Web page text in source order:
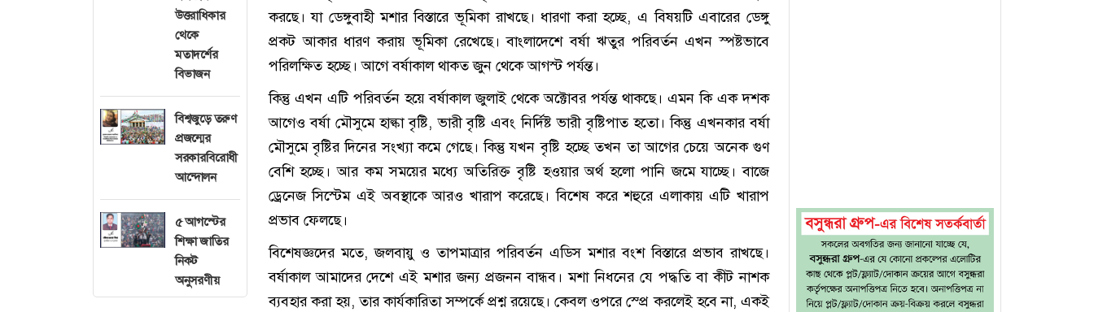
উত্তরাধিকার
থেকে
মতাদর্শের
বিভাজন
বিশ্বজুড়ে তরুণ
প্রজন্মের
সরকারবিরোধী
আন্দোলন
৫ আগস্টের
শিক্ষা জাতির
নিকট
অনুসরণীয়
করছে। যা ডেঙ্গুবাহী মশার বিস্তারে ভূমিকা রাখছে। ধারণা করা হচ্ছে, এ বিষয়টি এবারের ডেঙ্গু
প্রকট আকার ধারণ করায় ভূমিকা রেখেছে। বাংলাদেশে বর্ষা ঋতুর পরিবর্তন এখন স্পষ্টভাবে
পরিলক্ষিত হচ্ছে। আগে বর্ষাকাল থাকত জুন থেকে আগস্ট পর্যন্ত।
কিন্তু এখন এটি পরিবর্তন হয়ে বর্ষাকাল জুলাই থেকে অক্টোবর পর্যন্ত থাকছে। এমন কি এক দশক
আগেও বর্ষা মৌসুমে হাল্কা বৃষ্টি, ভারী বৃষ্টি এবং নির্দিষ্ট ভারী বৃষ্টিপাত হতো। কিন্তু এখনকার বর্ষা
মৌসুমে বৃষ্টির দিনের সংখ্যা কমে গেছে। কিন্তু যখন বৃষ্টি হচ্ছে তখন তা আগের চেয়ে অনেক গুণ
বেশি হচ্ছে। আর কম সময়ের মধ্যে অতিরিক্ত বৃষ্টি হওয়ার অর্থ হলো পানি জমে যাচ্ছে। বাজে
ড্রেনেজ সিস্টেম এই অবস্থাকে আরও খারাপ করেছে। বিশেষ করে শহুরে এলাকায় এটি খারাপ
প্রভাব ফেলছে।
বিশেষজ্ঞদের মতে, জলবায়ু ও তাপমাত্রার পরিবর্তন এডিস মশার বংশ বিস্তারে প্রভাব রাখছে।
বর্ষাকাল আমাদের দেশে এই মশার জন্য প্রজনন বান্ধব। মশা নিধনের যে পদ্ধতি বা কীট নাশক
ব্যবহার করা হয়, তার কার্যকারিতা সম্পর্কে প্রশ্ন রয়েছে। কেবল ওপরে স্প্রে করলেই হবে না, একই